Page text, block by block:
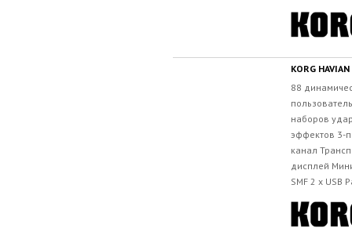
KORG
88
наборов
эффектов 3-
канал
дисплей
SMF 2 x USB